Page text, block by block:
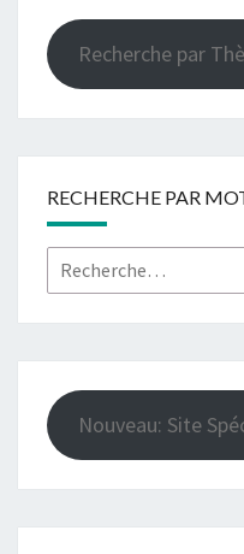
Recherche par
RECHERCHE PAR
Rechercher :
Nouveau: Site